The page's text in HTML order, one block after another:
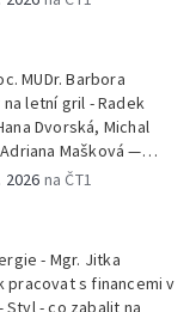
— Vaření:
Pavelková —
Hradilová — Muzejní
MUDr. Barbora
letní gril - Radek
Dvorská, Michal
Mašková —
— Zooterapie -
Sladké recepty na
2026 na ČT1
- Mgr. Jitka
pracovat s financemi v
Styl - co zabalit na